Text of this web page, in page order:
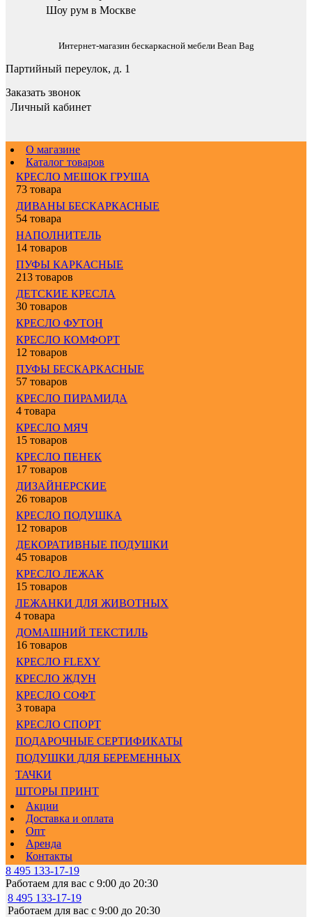
Шоу рум в Москве
Интернет-магазин бескаркасной мебели Bean Bag
Партийный переулок, д. 1
Заказать звонок
Личный кабинет
О магазине
Каталог товаров
КРЕСЛО МЕШОК ГРУША
73 товара
ДИВАНЫ БЕСКАРКАСНЫЕ
54 товара
НАПОЛНИТЕЛЬ
14 товаров
ПУФЫ КАРКАСНЫЕ
213 товаров
ДЕТСКИЕ КРЕСЛА
30 товаров
КРЕСЛО ФУТОН
КРЕСЛО КОМФОРТ
12 товаров
ПУФЫ БЕСКАРКАСНЫЕ
57 товаров
КРЕСЛО ПИРАМИДА
4 товара
КРЕСЛО МЯЧ
15 товаров
КРЕСЛО ПЕНЕК
17 товаров
ДИЗАЙНЕРСКИЕ
26 товаров
КРЕСЛО ПОДУШКА
12 товаров
ДЕКОРАТИВНЫЕ ПОДУШКИ
45 товаров
КРЕСЛО ЛЕЖАК
15 товаров
ЛЕЖАНКИ ДЛЯ ЖИВОТНЫХ
4 товара
ДОМАШНИЙ ТЕКСТИЛЬ
16 товаров
КРЕСЛО FLEXY
КРЕСЛО ЖДУН
КРЕСЛО СОФТ
3 товара
КРЕСЛО СПОРТ
ПОДАРОЧНЫЕ СЕРТИФИКАТЫ
ПОДУШКИ ДЛЯ БЕРЕМЕННЫХ
ТАЧКИ
ШТОРЫ ПРИНТ
Акции
Доставка и оплата
Опт
Аренда
Контакты
8 495 133-17-19
Работаем для вас с 9:00 до 20:30
8 495 133-17-19
Работаем для вас с 9:00 до 20:30